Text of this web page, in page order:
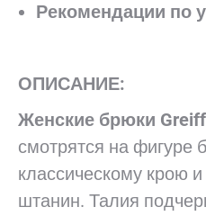
Рекомендации по
ОПИСАНИЕ:
Женские брюки Greiff
смотрятся на фигуре
классическому крою
штанин. Талия